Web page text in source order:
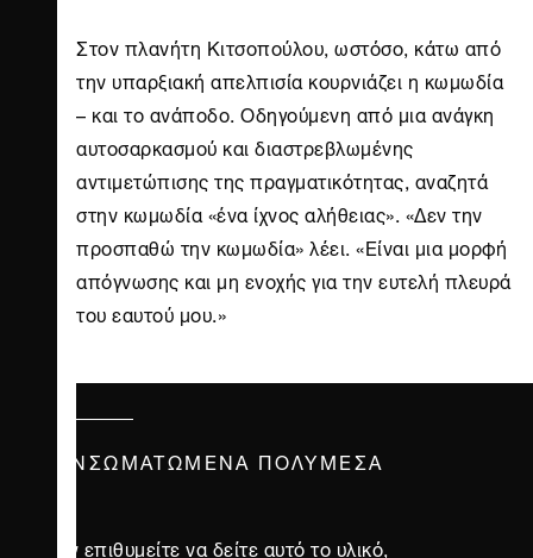
Στον πλανήτη Κιτσοπούλου, ωστόσο, κάτω από
την υπαρξιακή απελπισία κουρνιάζει η κωμωδία
– και το ανάποδο. Οδηγούμενη από μια ανάγκη
αυτοσαρκασμού και διαστρεβλωμένης
αντιμετώπισης της πραγματικότητας, αναζητά
στην κωμωδία «ένα ίχνος αλήθειας». «Δεν την
προσπαθώ την κωμωδία» λέει. «Είναι μια μορφή
απόγνωσης και μη ενοχής για την ευτελή πλευρά
του εαυτού μου.»
ΕΝΣΩΜΑΤΩΜΈΝΑ ΠΟΛΥΜΈΣΑ
Αν επιθυμείτε να δείτε αυτό το υλικό,